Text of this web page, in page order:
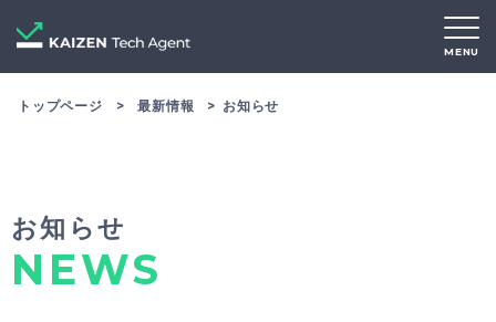
MENU
トップページ 最新情報 お知らせ
お知らせ
NEWS